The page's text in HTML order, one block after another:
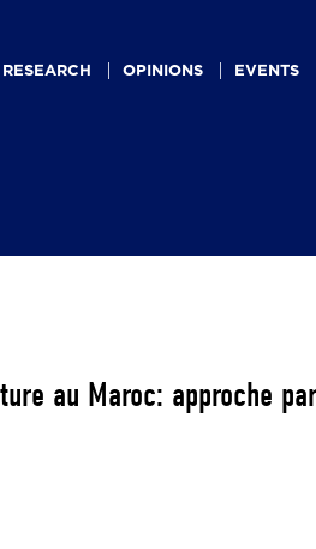
RESEARCH OPINIONS EVENTS
au Maroc: approche